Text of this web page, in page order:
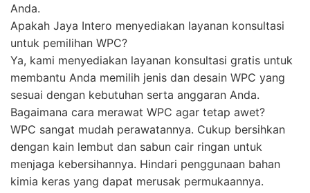
Anda.
Apakah Jaya Intero menyediakan layanan konsultasi
untuk pemilihan WPC?
Ya, kami menyediakan layanan konsultasi gratis untuk
membantu Anda memilih jenis dan desain WPC yang
sesuai dengan kebutuhan serta anggaran Anda.
Bagaimana cara merawat WPC agar tetap awet?
WPC sangat mudah perawatannya. Cukup bersihkan
dengan kain lembut dan sabun cair ringan untuk
menjaga kebersihannya. Hindari penggunaan bahan
kimia keras yang dapat merusak permukaannya.